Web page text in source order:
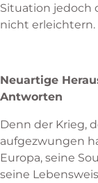
Situation jedoch
nicht erleichtern.
Neuartige
Antworten
Denn der Krieg,
aufgezwungen
Europa, seine
seine